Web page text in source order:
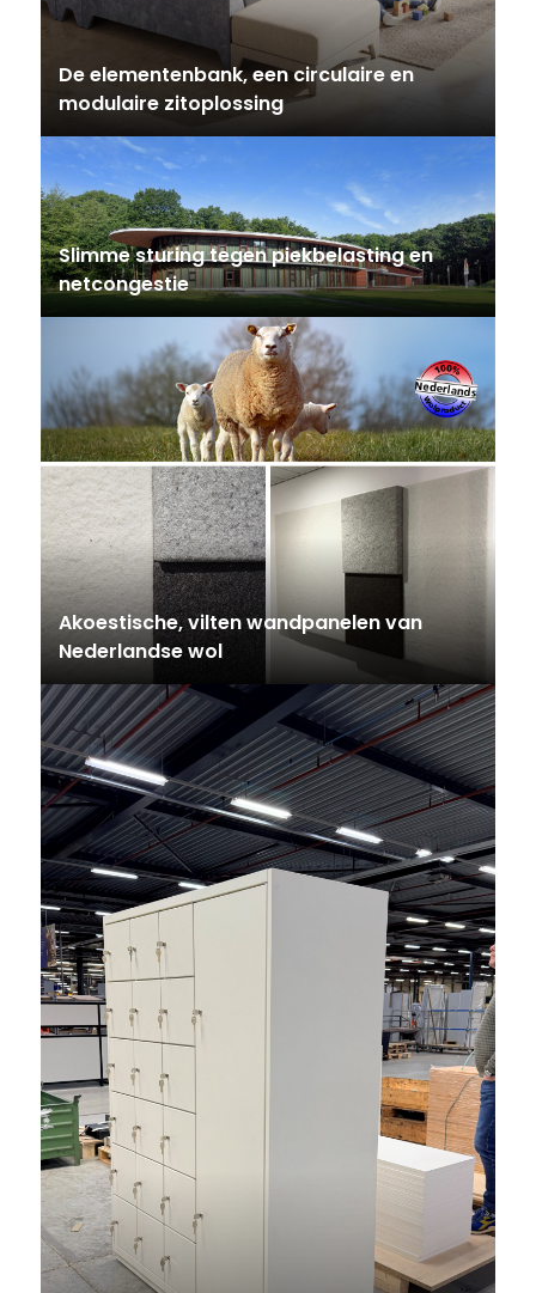
De elementenbank, een circulaire en
modulaire zitoplossing
Slimme sturing tegen piekbelasting en
netcongestie
Akoestische, vilten wandpanelen van
Nederlandse wol